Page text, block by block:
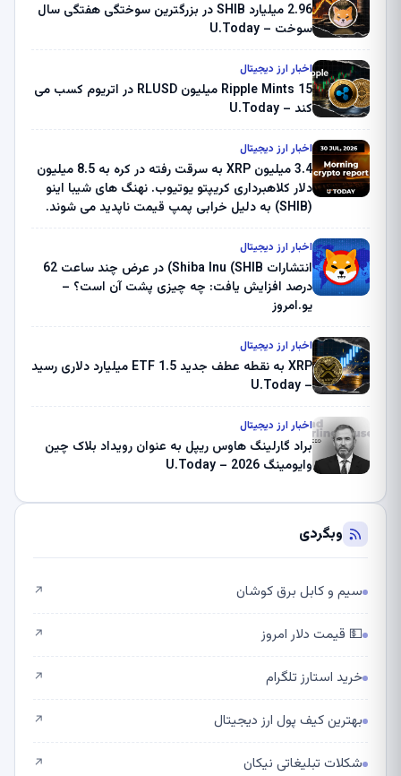
2.96 میلیارد SHIB در بزرگترین سوختگی هفتگی سال
سوخت – U.Today
اخبار ارز دیجیتال
Ripple Mints 15 میلیون RLUSD در اتریوم کسب می
کند – U.Today
اخبار ارز دیجیتال
3.4 میلیون XRP به سرقت رفته در کره به 8.5 میلیون
دلار کلاهبرداری کریپتو یوتیوب. نهنگ های شیبا اینو
(SHIB) به دلیل خرابی پمپ قیمت ناپدید می شوند.
ثبت کرد – گزارش کریپتو صبح – U.Today
اخبار ارز دیجیتال
انتشارات Shiba Inu (SHIB) در عرض چند ساعت 62
درصد افزایش یافت: چه چیزی پشت آن است؟ –
یو.امروز
اخبار ارز دیجیتال
XRP به نقطه عطف جدید ETF 1.5 میلیارد دلاری رسید
– U.Today
اخبار ارز دیجیتال
براد گارلینگ هاوس ریپل به عنوان رویداد بلاک چین
وایومینگ 2026 – U.Today
وبگردی
سیم و کابل برق کوشان ↗
💵 قیمت دلار امروز ↗
خرید استارز تلگرام ↗
بهترین کیف پول ارز دیجیتال ↗
شکلات تبلیغاتی نیکان ↗